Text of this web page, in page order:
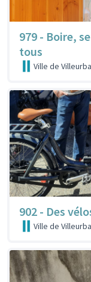
979 - Boire,
tous
Ville de
902 - Des
Ville de